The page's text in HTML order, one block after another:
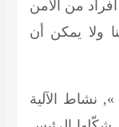
من الأمن
ولا يمكن أن
نشاط الآلية